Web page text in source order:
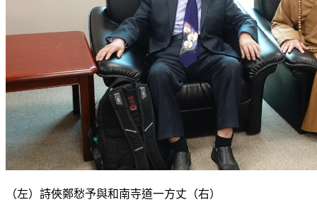
（左）詩俠鄭愁予與和南寺道一方丈（右）